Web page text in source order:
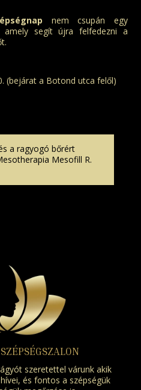
nem csupán egy
amely segít újra felfedezni a
(bejárat a Botond utca felől)
a ragyogó bőrért
Mesofill R.
szeretettel várunk akik
és fontos a szépségük